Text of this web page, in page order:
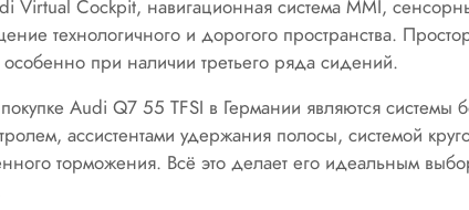
Virtual Cockpit, навигационная система MMI,
технологичного и дорогого пространства.
при наличии третьего ряда сидений.
Audi Q7 55 TFSI в Германии являются системы
ассистентами удержания полосы, системой
торможения. Всё это делает его идеальным